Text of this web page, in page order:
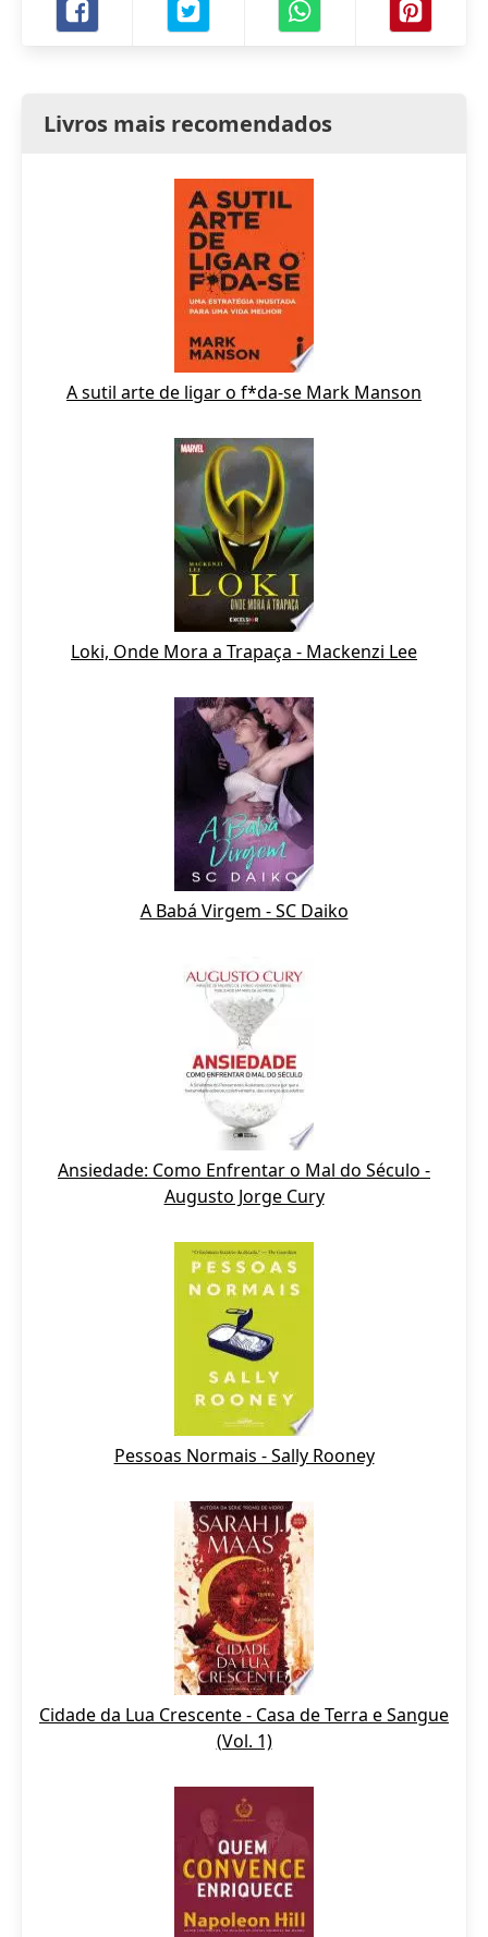
Livros mais recomendados
A sutil arte de ligar o f*da-se Mark Manson
Loki, Onde Mora a Trapaça - Mackenzi Lee
A Babá Virgem - SC Daiko
Ansiedade: Como Enfrentar o Mal do Século -
Augusto Jorge Cury
Pessoas Normais - Sally Rooney
Cidade da Lua Crescente - Casa de Terra e Sangue
(Vol. 1)